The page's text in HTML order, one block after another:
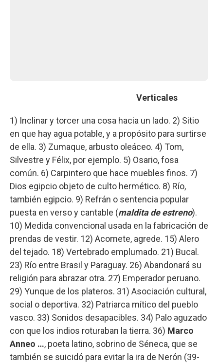
Verticales
1) Inclinar y torcer una cosa hacia un lado. 2) Sitio
en que hay agua potable, y a propósito para surtirse
de ella. 3) Zumaque, arbusto oleáceo. 4) Tom,
Silvestre y Félix, por ejemplo. 5) Osario, fosa
común. 6) Carpintero que hace muebles finos. 7)
Dios egipcio objeto de culto hermético. 8) Río,
también egipcio. 9) Refrán o sentencia popular
puesta en verso y cantable (maldita de estreno).
10) Medida convencional usada en la fabricación de
prendas de vestir. 12) Acomete, agrede. 15) Alero
del tejado. 18) Vertebrado emplumado. 21) Bucal.
23) Río entre Brasil y Paraguay. 26) Abandonará su
religión para abrazar otra. 27) Emperador peruano.
29) Yunque de los plateros. 31) Asociación cultural,
social o deportiva. 32) Patriarca mítico del pueblo
vasco. 33) Sonidos desapacibles. 34) Palo aguzado
con que los indios roturaban la tierra. 36) Marco
Anneo …, poeta latino, sobrino de Séneca, que se
también se suicidó para evitar la ira de Nerón (39-